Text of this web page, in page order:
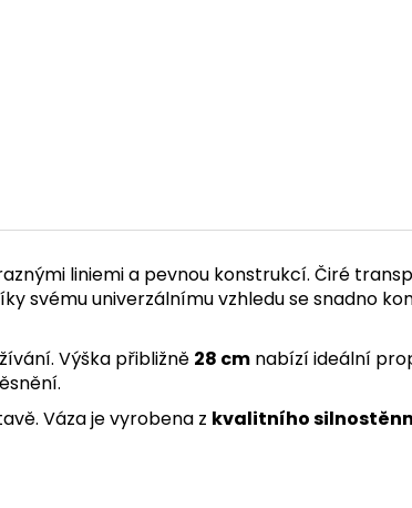
liniemi a pevnou konstrukcí. Čiré
svému univerzálnímu vzhledu se snadno
Výška přibližně 28 cm nabízí ideální
Váza je vyrobena z kvalitního